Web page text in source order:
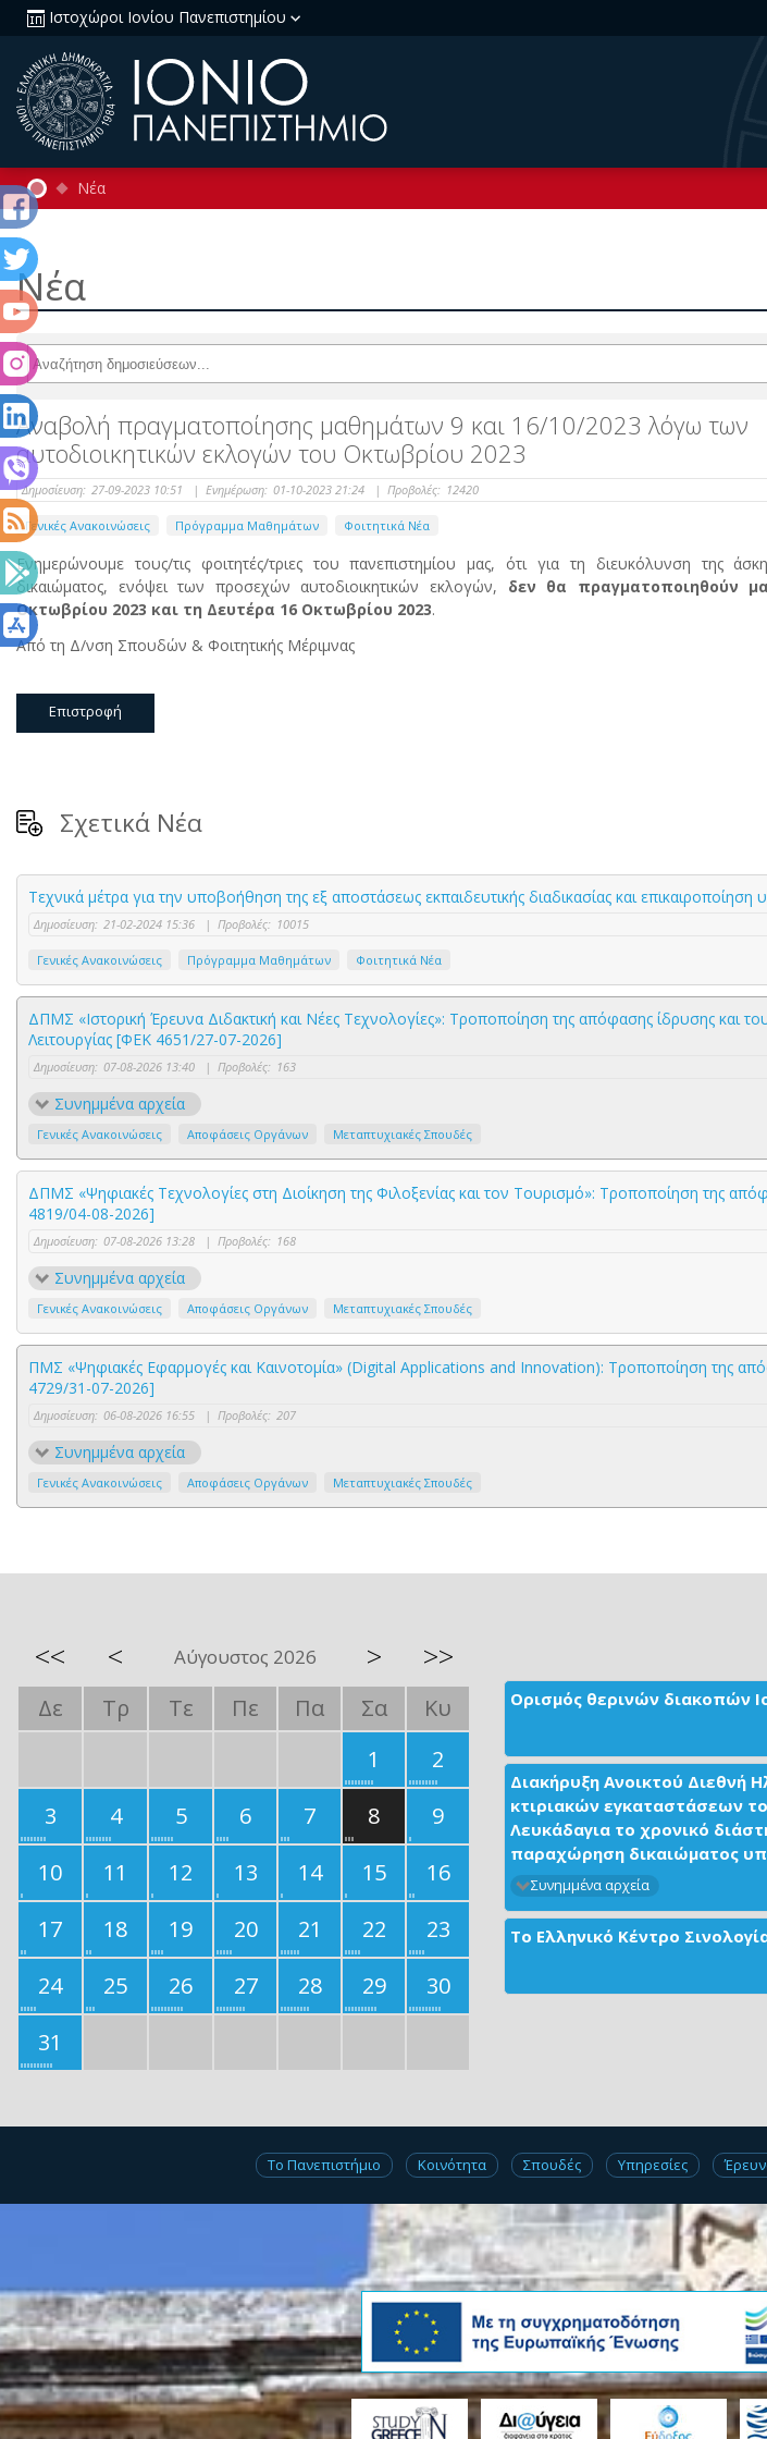
Ιστοχώροι Ιονίου Πανεπιστημίου
Νέα
Νέα
Αναβολή πραγματοποίησης μαθημάτων 9 και 16/10/2023 λόγω των
αυτοδιοικητικών εκλογών του Οκτωβρίου 2023
Δημοσίευση: 27-09-2023 10:51 | Ενημέρωση: 01-10-2023 21:24 | Προβολές: 12420
Γενικές Ανακοινώσεις Πρόγραμμα Μαθημάτων Φοιτητικά Νέα
Ενημερώνουμε τους/τις φοιτητές/τριες του πανεπιστημίου μας, ότι για τη διευκόλυνση της
δικαιώματος, ενόψει των προσεχών αυτοδιοικητικών εκλογών, δεν θα πραγματοποιηθούν
Οκτωβρίου 2023 και τη Δευτέρα 16 Οκτωβρίου 2023.
Από τη Δ/νση Σπουδών & Φοιτητικής Μέριμνας
Επιστροφή
Σχετικά Νέα
Τεχνικά μέτρα για την υποβοήθηση της εξ αποστάσεως εκπαιδευτικής διαδικασίας και επικαιροποίηση
Δημοσίευση: 21-02-2024 15:36 | Προβολές: 10015
Γενικές Ανακοινώσεις Πρόγραμμα Μαθημάτων Φοιτητικά Νέα
ΔΠΜΣ «Ιστορική Έρευνα Διδακτική και Νέες Τεχνολογίες»: Τροποποίηση της απόφασης ίδρυσης και
Λειτουργίας [ΦΕΚ 4651/27-07-2026]
Δημοσίευση: 07-08-2026 13:40 | Προβολές: 163
Συνημμένα αρχεία
Γενικές Ανακοινώσεις Αποφάσεις Οργάνων Μεταπτυχιακές Σπουδές
ΔΠΜΣ «Ψηφιακές Τεχνολογίες στη Διοίκηση της Φιλοξενίας και τον Τουρισμό»: Τροποποίηση της
4819/04-08-2026]
Δημοσίευση: 07-08-2026 13:28 | Προβολές: 168
Συνημμένα αρχεία
Γενικές Ανακοινώσεις Αποφάσεις Οργάνων Μεταπτυχιακές Σπουδές
ΠΜΣ «Ψηφιακές Εφαρμογές και Καινοτομία» (Digital Applications and Innovation): Τροποποίηση της
4729/31-07-2026]
Δημοσίευση: 06-08-2026 16:55 | Προβολές: 207
Συνημμένα αρχεία
Γενικές Ανακοινώσεις Αποφάσεις Οργάνων Μεταπτυχιακές Σπουδές
<< < Αύγουστος 2026 > >>
Δε Τρ Τε Πε Πα Σα
Κυ
1
2
3
4 5 6 7 8
9
10
11 12 13 14 15
16
17
18 19 20 21 22
23
24
25 26 27 28 29
30
31
Ορισμός θερινών διακοπών
Διακήρυξη Ανοικτού Διεθνή
κτιριακών εγκαταστάσεων
Λευκάδαγια το χρονικό
παραχώρηση δικαιώματος
Συνημμένα αρχεία
Το Ελληνικό Κέντρο
Το Πανεπιστήμιο Κοινότητα Σπουδές Υπηρεσίες